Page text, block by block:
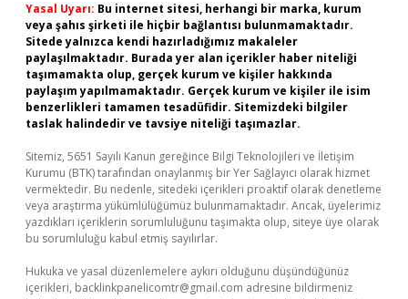
Yasal Uyarı: Bu internet sitesi, herhangi bir marka, kurum
veya şahıs şirketi ile hiçbir bağlantısı bulunmamaktadır.
Sitede yalnızca kendi hazırladığımız makaleler
paylaşılmaktadır. Burada yer alan içerikler haber niteliği
taşımamakta olup, gerçek kurum ve kişiler hakkında
paylaşım yapılmamaktadır. Gerçek kurum ve kişiler ile isim
benzerlikleri tamamen tesadüfidir. Sitemizdeki bilgiler
taslak halindedir ve tavsiye niteliği taşımazlar.
Sitemiz, 5651 Sayılı Kanun gereğince Bilgi Teknolojileri ve İletişim
Kurumu (BTK) tarafından onaylanmış bir Yer Sağlayıcı olarak hizmet
vermektedir. Bu nedenle, sitedeki içerikleri proaktif olarak denetleme
veya araştırma yükümlülüğümüz bulunmamaktadır. Ancak, üyelerimiz
yazdıkları içeriklerin sorumluluğunu taşımakta olup, siteye üye olarak
bu sorumluluğu kabul etmiş sayılırlar.
Hukuka ve yasal düzenlemelere aykırı olduğunu düşündüğünüz
içerikleri, backlinkpanelicomtr@gmail.com adresine bildirmeniz